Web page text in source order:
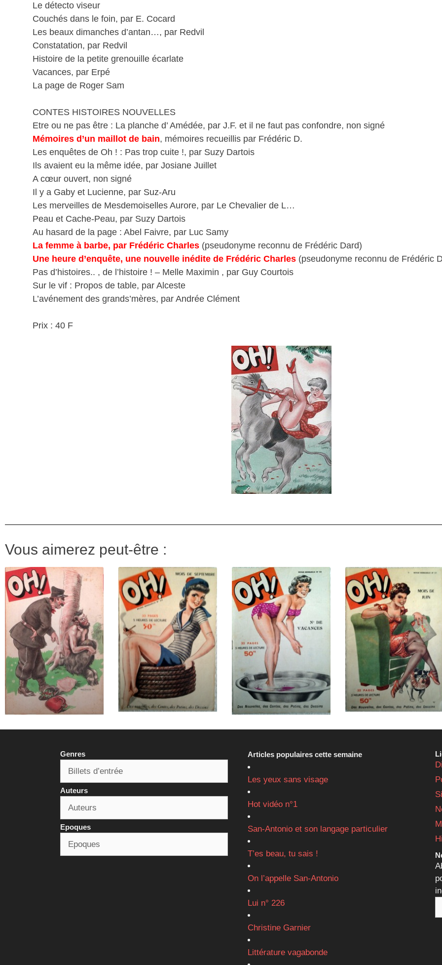
Le détecto viseur
Couchés dans le foin, par E. Cocard
Les beaux dimanches d’antan…, par Redvil
Constatation, par Redvil
Histoire de la petite grenouille écarlate
Vacances, par Erpé
La page de Roger Sam
CONTES HISTOIRES NOUVELLES
Etre ou ne pas être : La planche d’ Amédée, par J.F. et il ne faut pas confondre, non signé
Mémoires d’un maillot de bain, mémoires recueillis par Frédéric D.
Les enquêtes de Oh ! : Pas trop cuite !, par Suzy Dartois
Ils avaient eu la même idée, par Josiane Juillet
A cœur ouvert, non signé
Il y a Gaby et Lucienne, par Suz-Aru
Les merveilles de Mesdemoiselles Aurore, par Le Chevalier de L…
Peau et Cache-Peau, par Suzy Dartois
Au hasard de la page : Abel Faivre, par Luc Samy
La femme à barbe, par Frédéric Charles (pseudonyme reconnu de Frédéric Dard)
Une heure d’enquête, une nouvelle inédite de Frédéric Charles (pseudonyme reconnu de Frédéric
Pas d’histoires.. , de l’histoire ! – Melle Maximin , par Guy Courtois
Sur le vif : Propos de table, par Alceste
L’avénement des grands’mères, par Andrée Clément
Prix : 40 F
Vous aimerez peut-être :
Genres
Auteurs
Epoques
Articles populaires cette semaine
Les yeux sans visage
Hot vidéo n°1
San-Antonio et son langage particulier
T’es beau, tu sais !
On l’appelle San-Antonio
Lui n° 226
Christine Garnier
Littérature vagabonde